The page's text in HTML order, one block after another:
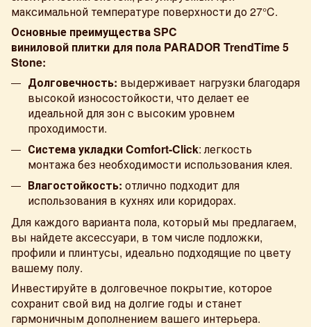
максимальной температуре поверхности до 27°C.
Основные преимущества SPC
виниловой плитки для пола PARADOR TrendTime 5
Stone:
Долговечность: выдерживает нагрузки благодаря
высокой износостойкости, что делает ее
идеальной для зон с высоким уровнем
проходимости.
Система укладкиComfort-Click: легкость
монтажа без необходимости использования клея.
Влагостойкость: отлично подходит для
использования в кухнях или коридорах.
Для каждого варианта пола, который мы предлагаем,
вы найдете аксессуари, в том числе подложки,
профили и плинтусы, идеально подходящие по цвету
вашему полу.
Инвестируйте в долговечное покрытие, которое
сохранит свой вид на долгие годы и станет
гармоничным дополнением вашего интерьера.